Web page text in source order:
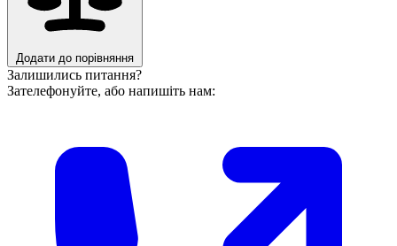
Додати до порівняння
Залишились питання?
Зателефонуйте, або напишіть нам: